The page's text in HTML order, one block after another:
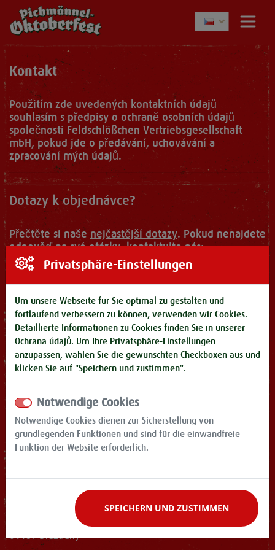
Privatsphäre-Einstellungen
Um unsere Webseite für Sie optimal zu gestalten und
fortlaufend verbessern zu können, verwenden wir Cookies.
Detaillierte Informationen zu Cookies finden Sie in unserer
Ochrana údajů. Um Ihre Privatsphäre-Einstellungen
anzupassen, wählen Sie die gewünschten Checkboxen aus und
klicken Sie auf "Speichern und zustimmen".
Notwendige Cookies
Notwendige Cookies dienen zur Sicherstellung von
grundlegenden Funktionen und sind für die einwandfreie
Funktion der Website erforderlich.
SPEICHERN UND ZUSTIMMEN
Kontakt
Použitím zde uvedených kontaktních údajů
souhlasím s předpisy o ochraně osobních údajů
společnosti Feldschlößchen Vertriebsgesellschaft
mbH, pokud jde o předávání, uchovávání a
zpracování mých údajů.
Dotazy k objednávce?
Přečtěte si naše nejčastější dotazy. Pokud nenajdete
odpověď na své otázky, kontaktujte nás:
vorverkauf(at)pichmaennel-oktoberfest.de
Tisk
Frank Haase
Marketing/PR - Event Manager
Feldschlößchen Sales Company Ltd.
Cunnersdorfer Str. 25
Tel.: 0351 - 4083 0
Feldschlößchen Sales Company Ltd.
Cunnersdorfer Str. 25
01189 Drážďany